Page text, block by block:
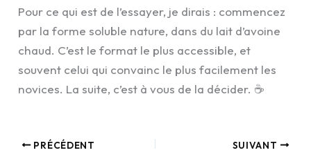
Pour ce qui est de l’essayer, je dirais : commencez
par la forme soluble nature, dans du lait d’avoine
chaud. C’est le format le plus accessible, et
souvent celui qui convainc le plus facilement les
novices. La suite, c’est à vous de la décider. ☕
PRÉCÉDENT SUIVANT